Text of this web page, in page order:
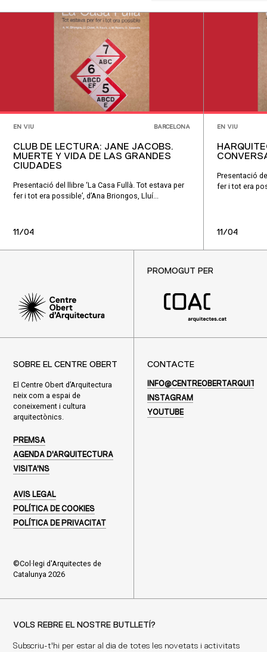
EN VIU BARCELONA
CLUB DE LECTURA: JANE JACOBS.
MUERTE Y VIDA DE LAS GRANDES
CIUDADES
Presentació del llibre ‘La Casa Fullà. Tot estava per
fer i tot era possible’, d’Ana Briongos, Lluí...
11/04
EN VIU
Presentació
fer i tot era
11/04
PROMOGUT PER
SOBRE EL CENTRE OBERT
El Centre Obert d’Arquitectura
neix com a espai de
coneixement i cultura
arquitectònics.
PREMSA
AGENDA D'ARQUITECTURA
VISITA'NS
AVIS LEGAL
POLÍTICA DE COOKIES
POLÍTICA DE PRIVACITAT
©Col·legi d'Arquitectes de
Catalunya 2026
CONTACTE
INSTAGRAM
YOUTUBE
VOLS REBRE EL NOSTRE BUTLLETÍ?
Subscriu-t'hi per estar al dia de totes les novetats i activitats